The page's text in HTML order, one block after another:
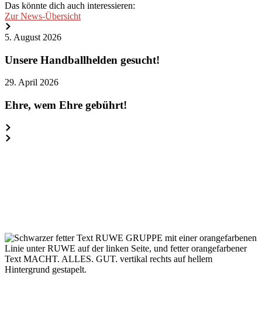
Das könnte dich auch interessieren:
Zur News-Übersicht
Unsere
gesucht!
5. August 2026
Unsere Handballhelden gesucht!
Ehre,
Ehre
gebührt!
29. April 2026
Ehre, wem Ehre gebührt!